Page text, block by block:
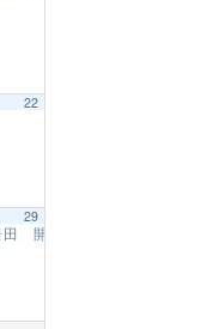
22
29
田 開業50周年感謝祭 演